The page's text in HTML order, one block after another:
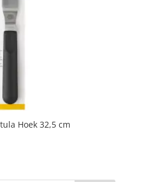
Hoek 32,5 cm